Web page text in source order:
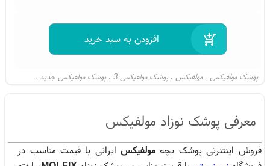
پوشک مولفیکس ، مولفیکس ، پوشک مولفیکس 3 ، پوشک مولفیکس جدید ،
معرفی پوشک نوزاد مولفیکس
فروش اینتنرتی پوشک بچه مولفیکسایرانی با قیمت مناسب در